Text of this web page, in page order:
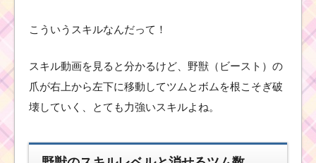
こういうスキルなんだって！
スキル動画を見ると分かるけど、野獣（ビースト）の
爪が右上から左下に移動してツムとボムを根こそぎ破
壊していく、とても力強いスキルよね。